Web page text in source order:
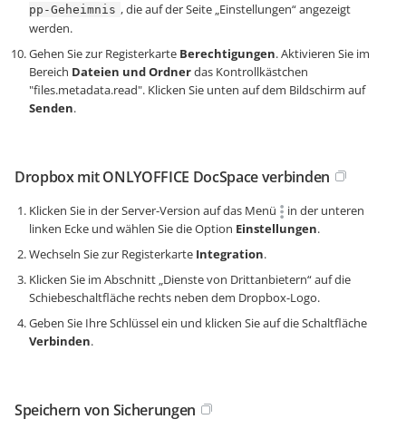
pp-Geheimnis , die auf der Seite „Einstellungen“ angezeigt
werden.
Gehen Sie zur Registerkarte Berechtigungen. Aktivieren Sie im
Bereich Dateien und Ordnerdas Kontrollkästchen
"files.metadata.read". Klicken Sie unten auf dem Bildschirm auf
Senden.
Dropbox mit ONLYOFFICE DocSpace verbinden
Klicken Sie in der Server-Version auf das Menü
in der unteren
linken Ecke und wählen Sie die Option Einstellungen.
Wechseln Sie zur Registerkarte Integration.
Klicken Sie im Abschnitt „Dienste von Drittanbietern“ auf die
Schiebeschaltfläche rechts neben dem Dropbox-Logo.
Geben Sie Ihre Schlüssel ein und klicken Sie auf die Schaltfläche
Verbinden.
Speichern von Sicherungen